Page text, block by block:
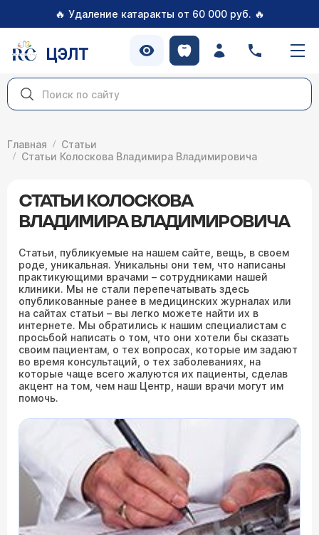
🔥 Удаление катаракты от 60 000 руб. 🔥
ЦЭЛТ
Главная
Статьи
Статьи Колоскова Владимира Владимировича
СТАТЬИ КОЛОСКОВА
ВЛАДИМИРА ВЛАДИМИРОВИЧА
Статьи, публикуемые на нашем сайте, вещь, в своем
роде, уникальная. Уникальны они тем, что написаны
практикующими врачами – сотрудниками нашей
клиники. Мы не стали перепечатывать здесь
опубликованные ранее в медицинских журналах или
на сайтах статьи – вы легко можете найти их в
интернете. Мы обратились к нашим специалистам с
просьбой написать о том, что они хотели бы сказать
своим пациентам, о тех вопросах, которые им задают
во время консультаций, о тех заболеваниях, на
которые чаще всего жалуются их пациенты, сделав
акцент на том, чем наш Центр, наши врачи могут им
помочь.